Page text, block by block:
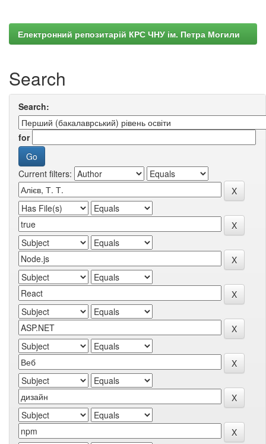
Електронний репозитарій КРС ЧНУ ім. Петра Могили
Search
Search:
for
Current filters: